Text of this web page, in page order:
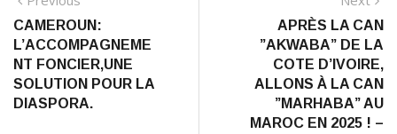
de
l’article
post:
CAMEROUN:
L’ACCOMPAGNEME
NT FONCIER,UNE
SOLUTION POUR LA
DIASPORA.
APRÈS LA CAN
”AKWABA” DE LA
COTE D’IVOIRE,
ALLONS À LA CAN
”MARHABA” AU
MAROC EN 2025 ! –